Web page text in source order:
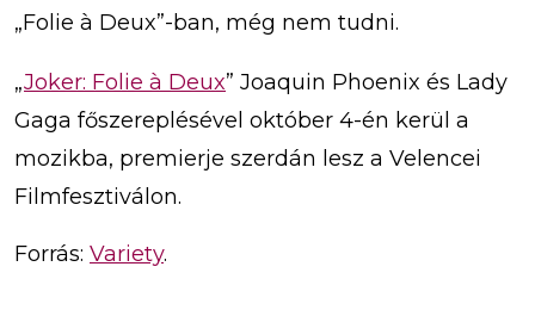
„Folie à Deux”-ban, még nem tudni.
„Joker: Folie à Deux” Joaquin Phoenix és Lady
Gaga főszereplésével október 4-én kerül a
mozikba, premierje szerdán lesz a Velencei
Filmfesztiválon.
Forrás: Variety.